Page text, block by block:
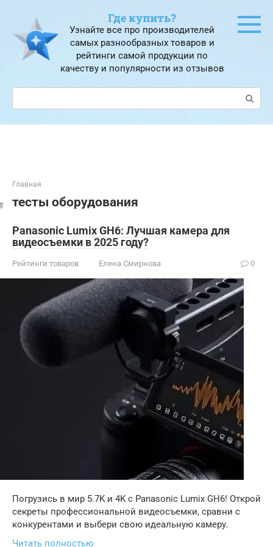
контенту
Где купить?
Узнайте все про производителей
самых разнообразных товаров и
рейтинги самой продукции по
качеству и популярности из отзывов
Поиск:
Главная
тесты оборудования
Panasonic Lumix GH6: Лучшая камера для
видеосъемки в 2025 году?
Рейтинги товаров Елена Смирнова 0
Погрузись в мир 5.7K и 4K с Panasonic Lumix GH6! Открой
секреты профессиональной видеосъемки, сравни с
конкурентами и выбери свою идеальную камеру.
Читать полностью